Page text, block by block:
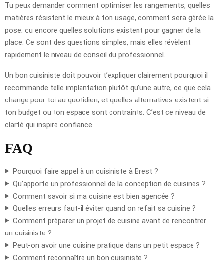
Tu peux demander comment optimiser les rangements, quelles
matières résistent le mieux à ton usage, comment sera gérée la
pose, ou encore quelles solutions existent pour gagner de la
place. Ce sont des questions simples, mais elles révèlent
rapidement le niveau de conseil du professionnel.
Un bon cuisiniste doit pouvoir t’expliquer clairement pourquoi il
recommande telle implantation plutôt qu’une autre, ce que cela
change pour toi au quotidien, et quelles alternatives existent si
ton budget ou ton espace sont contraints. C’est ce niveau de
clarté qui inspire confiance.
FAQ
Pourquoi faire appel à un cuisiniste à Brest ?
Qu’apporte un professionnel de la conception de cuisines ?
Comment savoir si ma cuisine est bien agencée ?
Quelles erreurs faut-il éviter quand on refait sa cuisine ?
Comment préparer un projet de cuisine avant de rencontrer
un cuisiniste ?
Peut-on avoir une cuisine pratique dans un petit espace ?
Comment reconnaître un bon cuisiniste ?